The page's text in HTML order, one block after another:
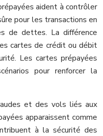
aident à contrôler
pour les transactions en
de dettes. La différence
cartes de crédit ou débit
Les cartes prépayées
pour renforcer la
et des vols liés aux
apparaissent comme
à la sécurité des